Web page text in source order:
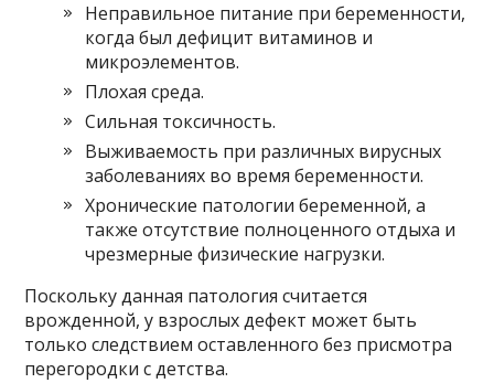
Неправильное питание при беременности,
когда был дефицит витаминов и
микроэлементов.
Плохая среда.
Сильная токсичность.
Выживаемость при различных вирусных
заболеваниях во время беременности.
Хронические патологии беременной, а
также отсутствие полноценного отдыха и
чрезмерные физические нагрузки.
Поскольку данная патология считается
врожденной, у взрослых дефект может быть
только следствием оставленного без присмотра
перегородки с детства.